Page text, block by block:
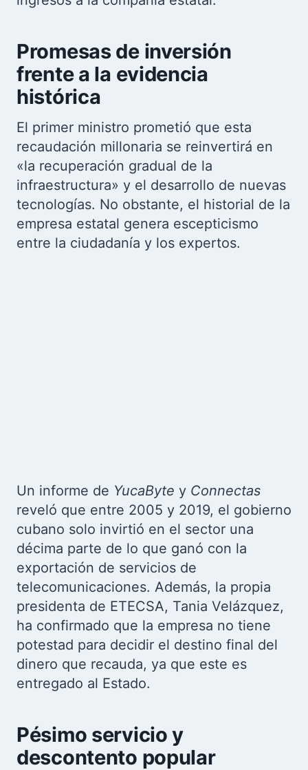
Promesas de inversión
frente a la evidencia
histórica
El primer ministro prometió que esta
recaudación millonaria se reinvertirá en
«la recuperación gradual de la
infraestructura» y el desarrollo de nuevas
tecnologías. No obstante, el historial de la
empresa estatal genera escepticismo
entre la ciudadanía y los expertos.
Un informe de YucaByte y Connectas
reveló que entre 2005 y 2019, el gobierno
cubano solo invirtió en el sector una
décima parte de lo que ganó con la
exportación de servicios de
telecomunicaciones. Además, la propia
presidenta de ETECSA, Tania Velázquez,
ha confirmado que la empresa no tiene
potestad para decidir el destino final del
dinero que recauda, ya que este es
entregado al Estado.
Pésimo servicio y
descontento popular